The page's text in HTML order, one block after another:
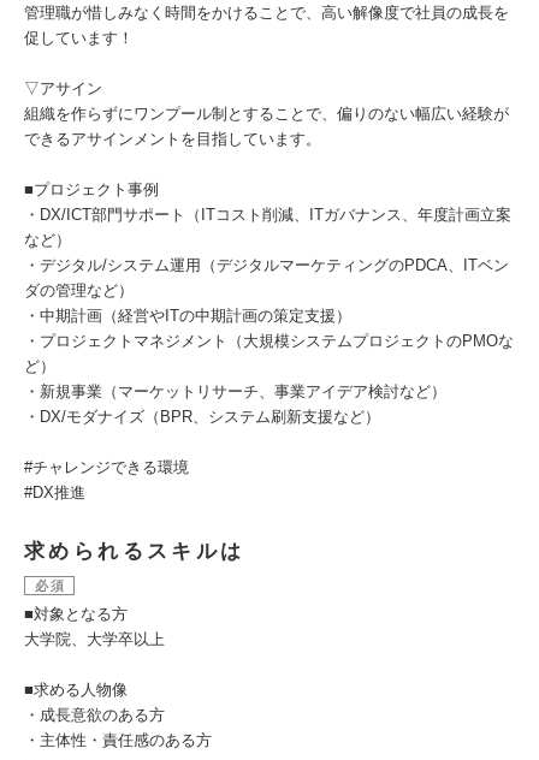
管理職が惜しみなく時間をかけることで、高い解像度で社員の成長を
促しています！
▽アサイン
組織を作らずにワンプール制とすることで、偏りのない幅広い経験が
できるアサインメントを目指しています。
■プロジェクト事例
・DX/ICT部門サポート（ITコスト削減、ITガバナンス、年度計画立案
など）
・デジタル/システム運用（デジタルマーケティングのPDCA、ITベン
ダの管理など）
・中期計画（経営やITの中期計画の策定支援）
・プロジェクトマネジメント（大規模システムプロジェクトのPMOな
ど）
・新規事業（マーケットリサーチ、事業アイデア検討など）
・DX/モダナイズ（BPR、システム刷新支援など）
#チャレンジできる環境
#DX推進
求められるスキルは
必須
■対象となる方
大学院、大学卒以上
■求める人物像
・成長意欲のある方
・主体性・責任感のある方